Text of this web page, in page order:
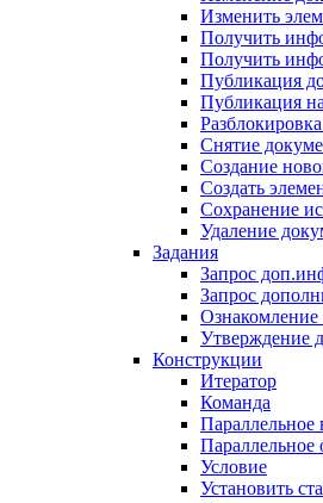
Изменить
Получить
Получить
Публикация
Публикация
Снятие
Создание
Создать
Сохранение
Удаление
Задания
Запрос
Запрос
Утверждение
Конструкции
Итератор
Команда
Параллельное
Условие
Установить